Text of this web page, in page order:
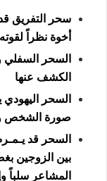
سحر التفريق
أخوة نظراً
السحر
الكشف عنها
السحر
صورة الشخص
السحر قد
بين الزوجين
المشاعر سلباً